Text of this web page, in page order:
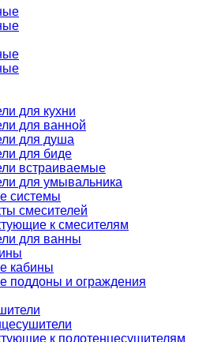
для кухни
для ванной
для душа
для биде
встраиваемые
для умывальника
системы
смесителей
к смесителям
для ванны
кабины
поддоны и ограждения
к полотенцесушителям